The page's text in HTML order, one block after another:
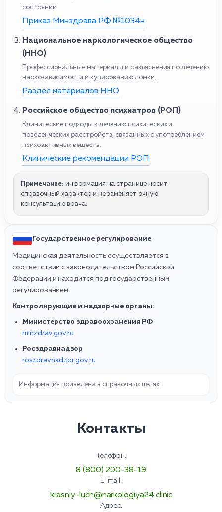
состояний.
Приказ Минздрава РФ №1034н
Национальное наркологическое общество
(ННО)
Профессиональные материалы и разъяснения по лечению
наркозависимости и купированию ломки.
Раздел материалов ННО
Российское общество психиатров (РОП)
Клинические подходы к лечению психических и
поведенческих расстройств, связанных с употреблением
психоактивных веществ.
Клинические рекомендации РОП
Примечание: информация на странице носит
справочный характер и не заменяет очную
консультацию врача.
Государственное регулирование
Медицинская деятельность осуществляется в
соответствии с законодательством Российской
Федерации и находится под государственным
регулированием.
Контролирующие и надзорные органы:
Министерство здравоохранения РФ
minzdrav.gov.ru
Росздравнадзор
roszdravnadzor.gov.ru
Информация приведена в справочных целях.
Контакты
Телефон:
8 (800) 200-38-19
E-mail:
krasniy-luch@narkologiya24.clinic
Адрес: